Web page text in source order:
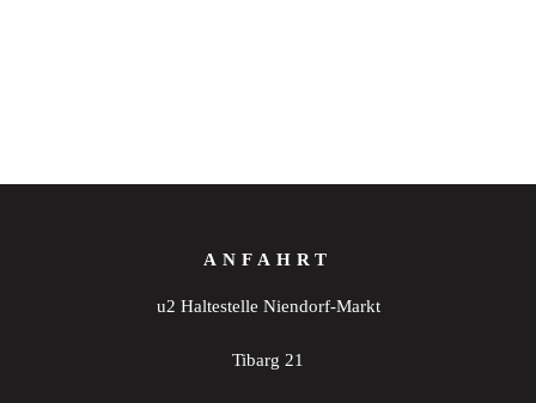
ANFAHRT
u2 Haltestelle Niendorf-Markt
Tibarg 21